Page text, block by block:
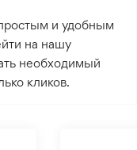
и удобным
на нашу
необходимый
кликов.